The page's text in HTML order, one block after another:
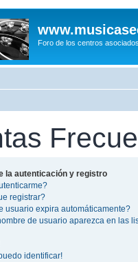
Foro de los centros
la autenticación y registro
registrar?
usuario expira automáticamente?
de usuario aparezca en las
identificar!